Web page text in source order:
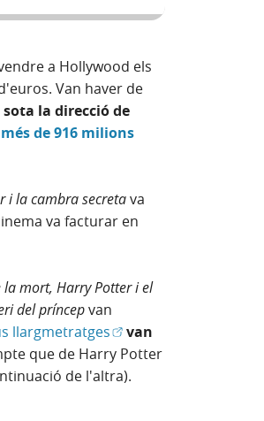
a Hollywood els
Van haver de
la direcció de
de 916 milions
i la cambra secretava
va facturar en
la mort, Harry Potter i el
del príncepvan
llargmetratges(Obre en finestra nova)
van
que de Harry Potter
de l'altra).